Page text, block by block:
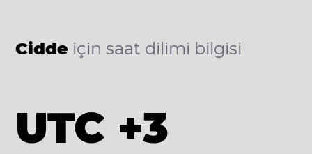
Cidde için saat dilimi bilgisi
UTC +3